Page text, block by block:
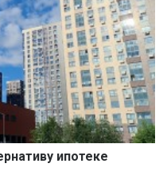
ипотеке